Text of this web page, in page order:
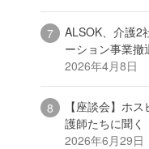
ALSOK、介護2
ーション事業撤
2026年4月8日
【座談会】ホ
護師たちに聞く
2026年6月29日